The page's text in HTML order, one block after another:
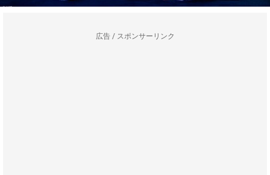
広告 / スポンサーリンク